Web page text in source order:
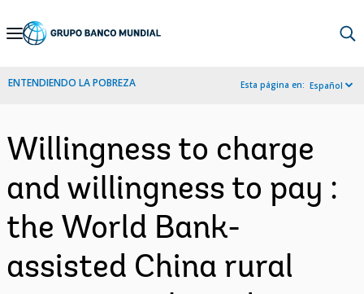
Skip
Navigation
ENTENDIENDO LA POBREZA Esta página en: Español
Willingness to charge
and willingness to pay :
the World Bank-
assisted China rural